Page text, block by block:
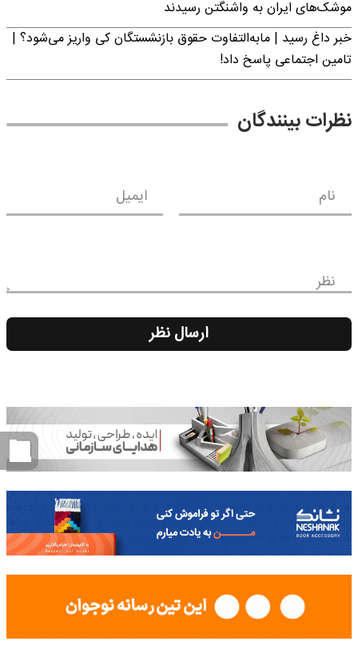
موشک‌های ایران به واشنگتن رسیدند
خبر داغ رسید | مابه‌التفاوت حقوق بازنشستگان کی واریز می‌شود؟ |
تامین اجتماعی پاسخ داد!
نظرات بینندگان
نام ایمیل
نظر
ارسال نظر